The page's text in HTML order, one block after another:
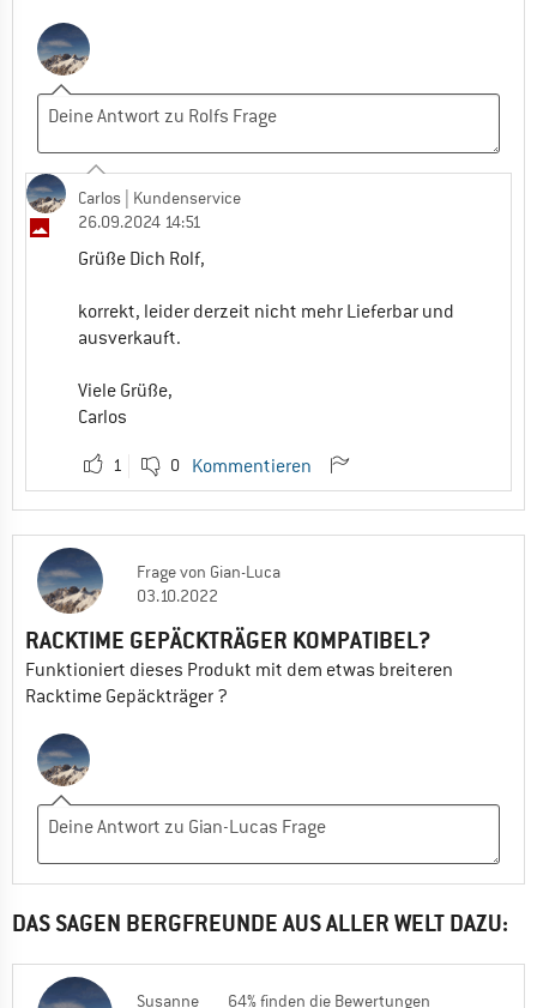
Carlos | Kundenservice
26.09.2024 14:51
Grüße Dich Rolf,
korrekt, leider derzeit nicht mehr Lieferbar und
ausverkauft.
Viele Grüße,
Carlos
1 0 Kommentieren
Fragevon Gian-Luca
03.10.2022
RACKTIME GEPÄCKTRÄGER KOMPATIBEL?
Funktioniert dieses Produkt mit dem etwas breiteren
Racktime Gepäckträger ?
DAS SAGEN BERGFREUNDE AUS ALLER WELT DAZU:
Susanne 64% finden die Bewertungen